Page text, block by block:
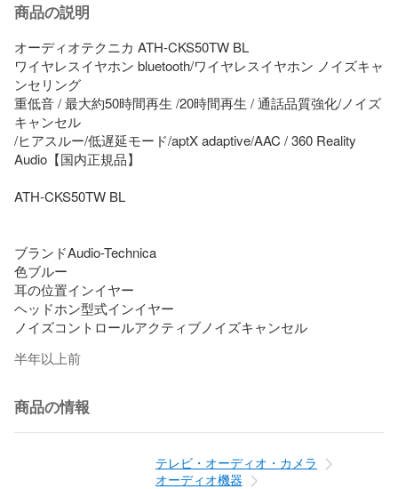
商品の説明
オーディオテクニカ ATH-CKS50TW BL
ワイヤレスイヤホン bluetooth/ワイヤレスイヤホン ノイズキャ
ンセリング
重低音 / 最大約50時間再生 /20時間再生 / 通話品質強化/ノイズ
キャンセル
/ヒアスルー/低遅延モード/aptX adaptive/AAC / 360 Reality
Audio【国内正規品】
ATH-CKS50TW BL
ブランドAudio-Technica
色ブルー
耳の位置インイヤー
ヘッドホン型式インイヤー
ノイズコントロールアクティブノイズキャンセル
半年以上前
商品の情報
テレビ・オーディオ・カメラ
オーディオ機器